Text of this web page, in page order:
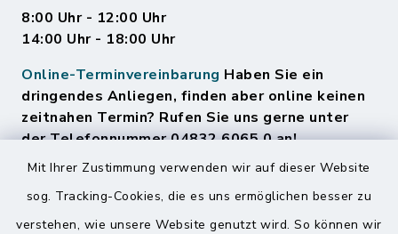
Mit Ihrer Zustimmung verwenden wir auf dieser Website
sog. Tracking-Cookies, die es uns ermöglichen besser zu
verstehen, wie unsere Website genutzt wird. So können wir
8:00 Uhr - 12:00 Uhr
14:00 Uhr - 18:00 Uhr
Online-Terminvereinbarung Haben Sie ein
dringendes Anliegen, finden aber online keinen
zeitnahen Termin? Rufen Sie uns gerne unter
der Telefonnummer 04832 6065 0 an!
Quicklinks